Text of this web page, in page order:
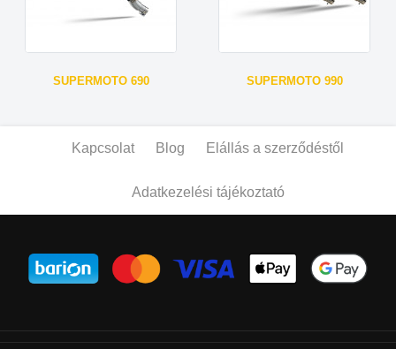
SUPERMOTO 690 SUPERMOTO 990
Kapcsolat Blog Elállás a szerződéstől
Adatkezelési tájékoztató